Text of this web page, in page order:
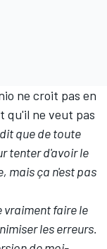
ne croit pas en
qu'il ne veut pas
que de toute
tenter d'avoir le
mais ça n'est pas
vraiment faire le
les erreurs.